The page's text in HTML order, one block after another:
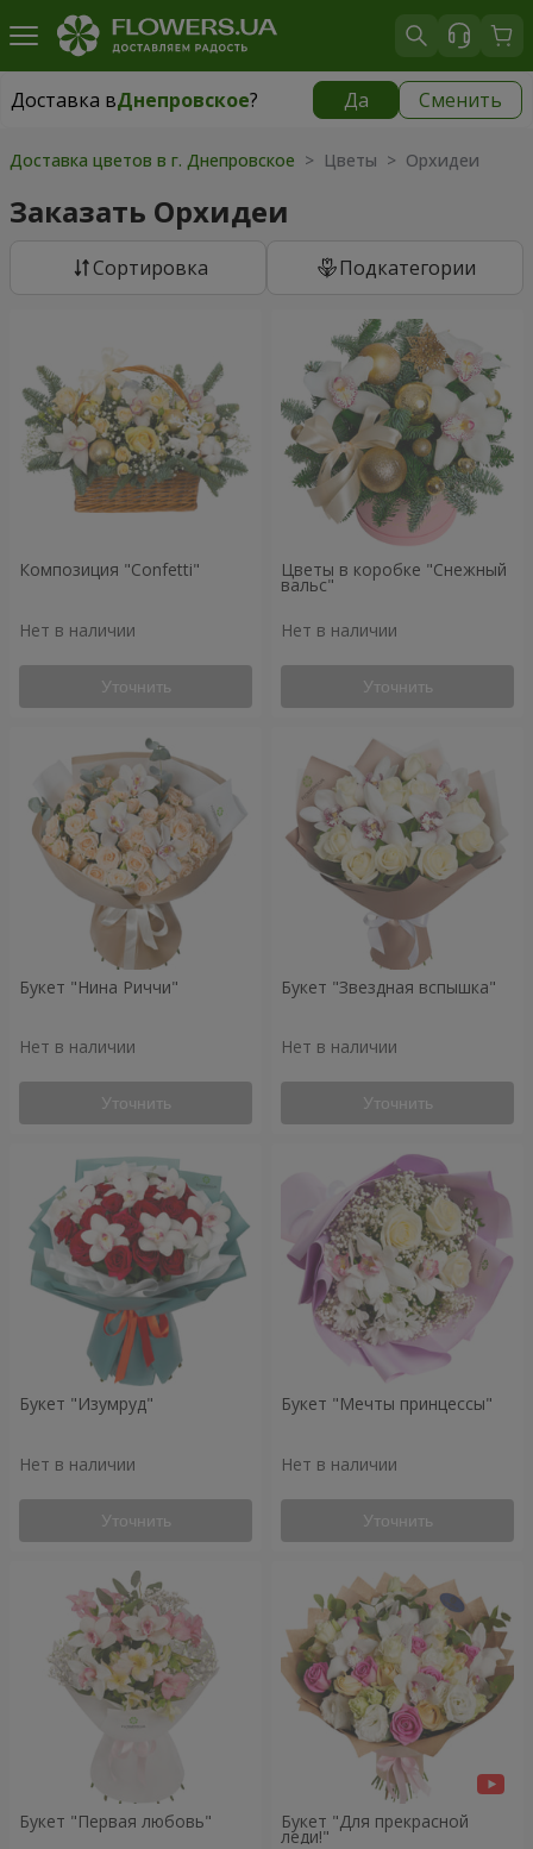
Доставка вДнепровское? Да Сменить
Доставка вДнепровское| бесплатно
Доставка цветов в г. Днепровское > Цветы > Орхидеи
Заказать Орхидеи
Cортировка Подкатегории
Композиция "Confetti"
Нет в наличии
Уточнить
Цветы в коробке "Снежный
вальс"
Нет в наличии
Уточнить
Букет "Нина Риччи"
Нет в наличии
Уточнить
Букет "Звездная вспышка"
Нет в наличии
Уточнить
Букет "Изумруд"
Нет в наличии
Уточнить
Букет "Мечты принцессы"
Нет в наличии
Уточнить
Букет "Первая любовь" Букет "Для прекрасной
леди!"